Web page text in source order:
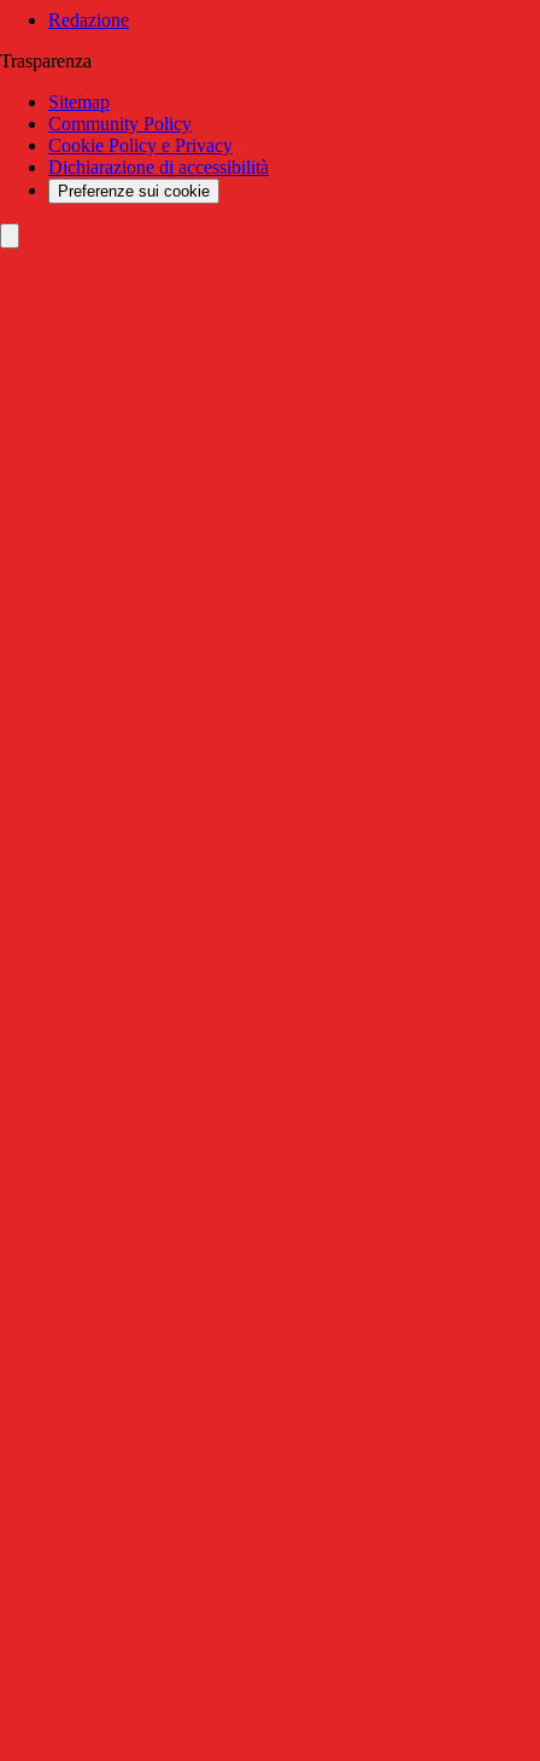
Redazione
Trasparenza
Sitemap
Community Policy
Cookie Policy e Privacy
Dichiarazione di accessibilità
Preferenze sui cookie